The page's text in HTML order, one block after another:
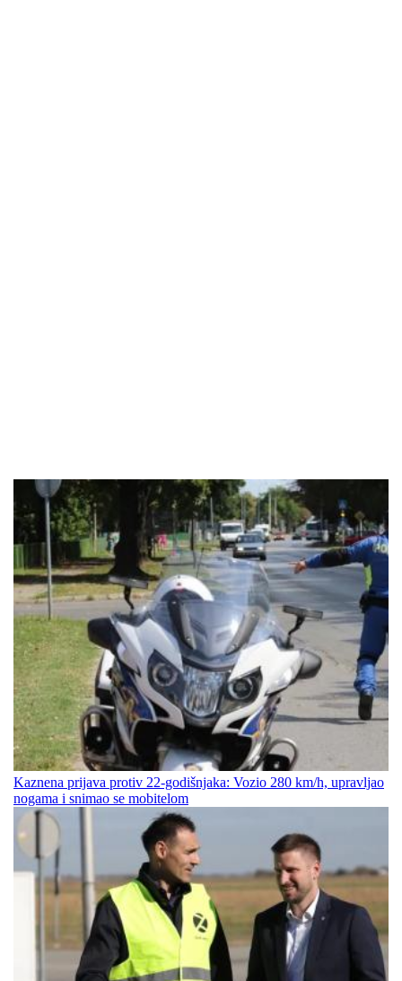
Kaznena prijava protiv 22-godišnjaka: Vozio 280 km/h, upravljao
nogama i snimao se mobitelom